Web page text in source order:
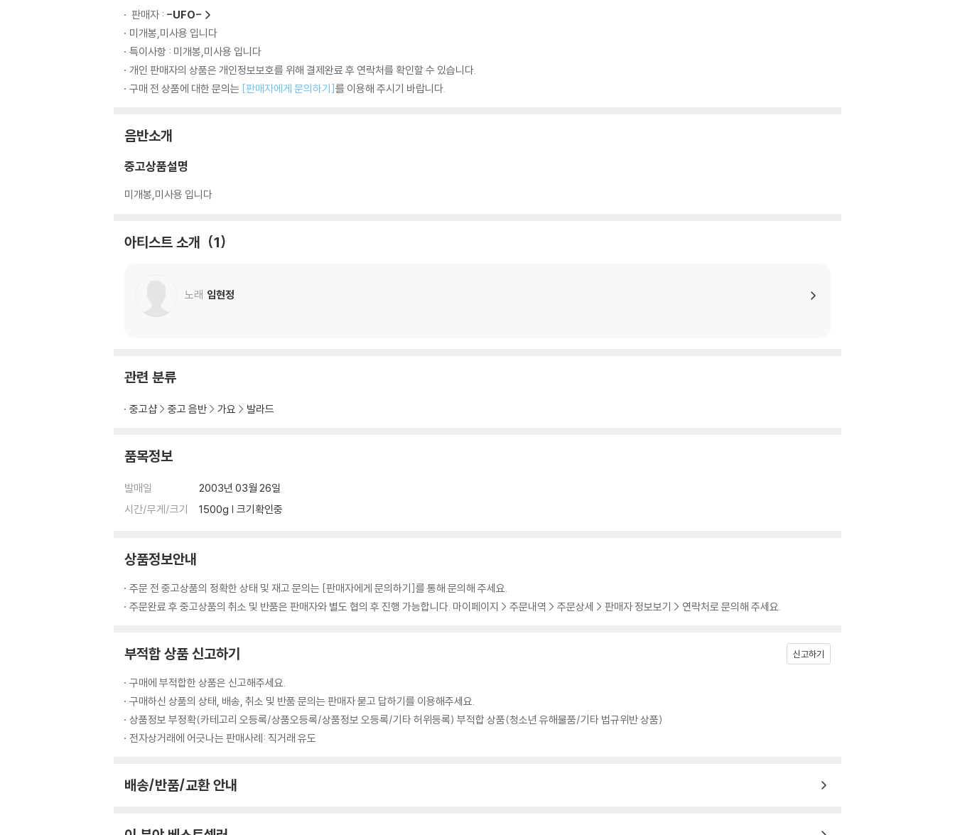
판매자 : -UFO-
미개봉,미사용 입니다
특이사항 : 미개봉,미사용 입니다
개인 판매자의 상품은 개인정보보호를 위해 결제완료 후 연락처를 확인할 수 있습니다.
구매 전 상품에 대한 문의는 [판매자에게 문의하기]를 이용해 주시기 바랍니다.
음반소개
중고상품설명
미개봉,미사용 입니다
아티스트 소개 1
노래 임현정
관련 분류
중고샵 중고 음반 가요 발라드
품목정보
발매일
2003년 03월 26일
시간/무게/크기
1500g | 크기확인중
상품정보안내
주문 전 중고상품의 정확한 상태 및 재고 문의는 [판매자에게 문의하기]를 통해 문의해 주세요.
주문완료 후 중고상품의 취소 및 반품은 판매자와 별도 협의 후 진행 가능합니다. 마이페이지 > 주문내역 > 주문상세 > 판매자 정보보기 > 연락처로 문의해 주세요.
부적합 상품 신고하기 신고하기
구매에 부적합한 상품은 신고해주세요.
구매하신 상품의 상태, 배송, 취소 및 반품 문의는 판매자 묻고 답하기를 이용해주세요.
상품정보 부정확(카테고리 오등록/상품오등록/상품정보 오등록/기타 허위등록) 부적합 상품(청소년 유해물품/기타 법규위반 상품)
전자상거래에 어긋나는 판매사례: 직거래 유도
배송/반품/교환 안내